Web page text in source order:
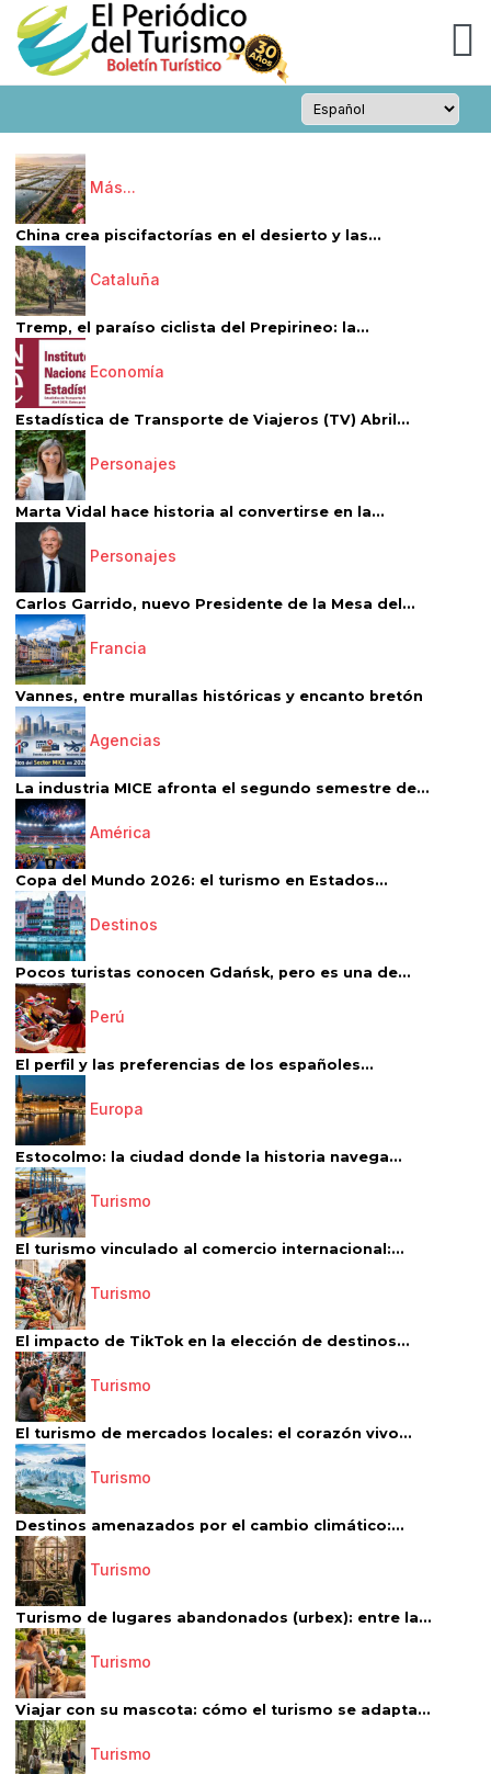
Más...
China crea piscifactorías en el desierto y las...
Cataluña
Tremp, el paraíso ciclista del Prepirineo: la...
Economía
Estadística de Transporte de Viajeros (TV) Abril...
Personajes
Marta Vidal hace historia al convertirse en la...
Personajes
Carlos Garrido, nuevo Presidente de la Mesa del...
Francia
Vannes, entre murallas históricas y encanto bretón
Agencias
La industria MICE afronta el segundo semestre de...
América
Copa del Mundo 2026: el turismo en Estados...
Destinos
Pocos turistas conocen Gdańsk, pero es una de...
Perú
El perfil y las preferencias de los españoles...
Europa
Estocolmo: la ciudad donde la historia navega...
Turismo
El turismo vinculado al comercio internacional:...
Turismo
El impacto de TikTok en la elección de destinos...
Turismo
El turismo de mercados locales: el corazón vivo...
Turismo
Destinos amenazados por el cambio climático:...
Turismo
Turismo de lugares abandonados (urbex): entre la...
Turismo
Viajar con su mascota: cómo el turismo se adapta...
Turismo